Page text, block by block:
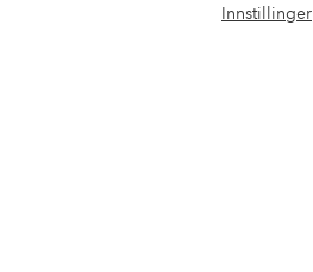
Innstillinger